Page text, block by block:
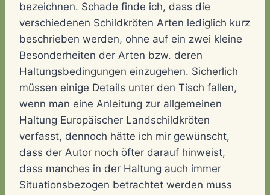
bezeichnen. Schade finde ich, dass die
verschiedenen Schildkröten Arten lediglich kurz
beschrieben werden, ohne auf ein zwei kleine
Besonderheiten der Arten bzw. deren
Haltungsbedingungen einzugehen. Sicherlich
müssen einige Details unter den Tisch fallen,
wenn man eine Anleitung zur allgemeinen
Haltung Europäischer Landschildkröten
verfasst, dennoch hätte ich mir gewünscht,
dass der Autor noch öfter darauf hinweist,
dass manches in der Haltung auch immer
Situationsbezogen betrachtet werden muss